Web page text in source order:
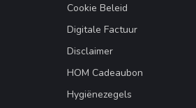
Cookie Beleid
Digitale Factuur
Disclaimer
HOM Cadeaubon
Hygiënezegels